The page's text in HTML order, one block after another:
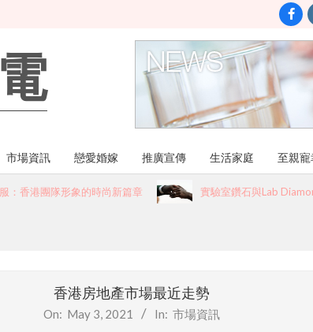
市場資訊 戀愛婚嫁 推廣宣傳 生活家庭 至親寵
港團隊形象的時尚新篇章 實驗室鑽石與Lab Diamond
香港房地產市場最近走勢
On: May 3, 2021 In: 市場資訊